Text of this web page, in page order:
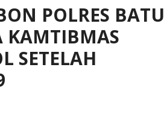
POLRES BATU
KAMTIBMAS
SETELAH